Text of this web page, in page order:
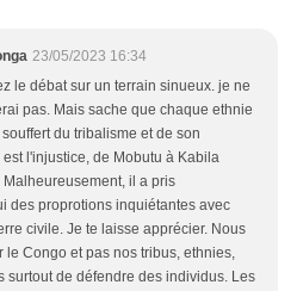
23/05/2023 16:34
le débat sur un terrain sinueux. je ne
pas. Mais sache que chaque ethnie
du tribalisme et de son
l'injustice, de Mobutu à Kabila
il a pris
des proprotions inquiétantes avec
civile. Je te laisse apprécier. Nous
le Congo et pas nos tribus, ethnies,
surtout de défendre des individus. Les